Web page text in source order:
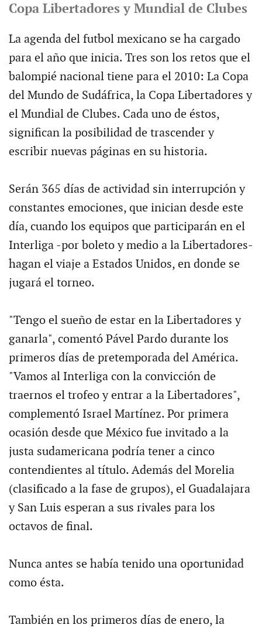
Copa Libertadores y Mundial de Clubes
La agenda del futbol mexicano se ha cargado
para el año que inicia. Tres son los retos que el
balompié nacional tiene para el 2010: La Copa
del Mundo de Sudáfrica, la Copa Libertadores y
el Mundial de Clubes. Cada uno de éstos,
significan la posibilidad de trascender y
escribir nuevas páginas en su historia.
Serán 365 días de actividad sin interrupción y
constantes emociones, que inician desde este
día, cuando los equipos que participarán en el
Interliga -por boleto y medio a la Libertadores-
hagan el viaje a Estados Unidos, en donde se
jugará el torneo.
"Tengo el sueño de estar en la Libertadores y
ganarla", comentó Pável Pardo durante los
primeros días de pretemporada del América.
"Vamos al Interliga con la convicción de
traernos el trofeo y entrar a la Libertadores",
complementó Israel Martínez. Por primera
ocasión desde que México fue invitado a la
justa sudamericana podría tener a cinco
contendientes al título. Además del Morelia
(clasificado a la fase de grupos), el Guadalajara
y San Luis esperan a sus rivales para los
octavos de final.
Nunca antes se había tenido una oportunidad
como ésta.
También en los primeros días de enero, la